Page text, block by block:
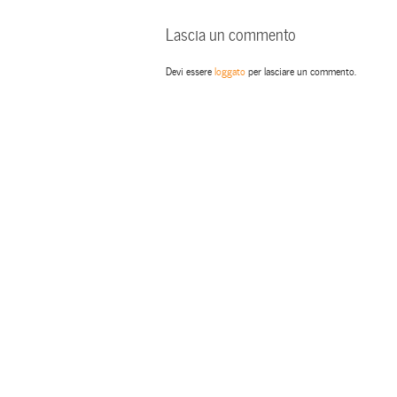
Lascia un commento
Devi essereloggatoper lasciare un commento.